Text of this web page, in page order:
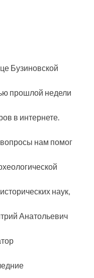
Бузиновской
прошлой недели
в интернете.
нам помог
исторических наук,
Анатольевич